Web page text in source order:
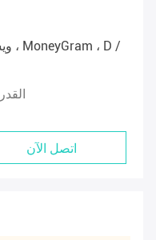
اتصل الآن